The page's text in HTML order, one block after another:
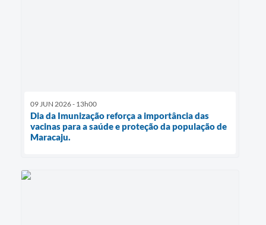
09 JUN 2026 - 13h00
Dia da Imunização reforça a importância das
vacinas para a saúde e proteção da população de
Maracaju.